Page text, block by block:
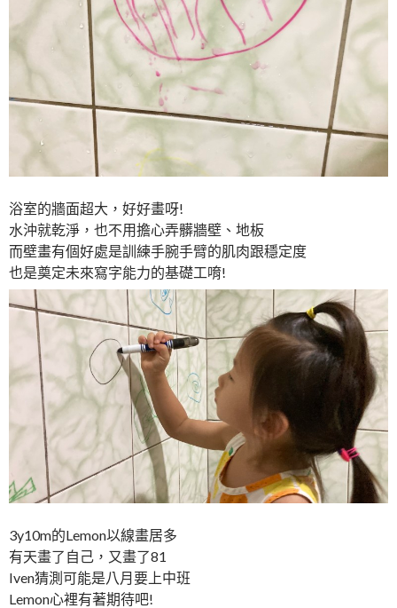
浴室的牆面超大，好好畫呀!
水沖就乾淨，也不用擔心弄髒牆壁、地板
而壁畫有個好處是訓練手腕手臂的肌肉跟穩定度
也是奠定未來寫字能力的基礎工唷!
3y10m的Lemon以線畫居多
有天畫了自己，又畫了81
Iven猜測可能是八月要上中班
Lemon心裡有著期待吧!